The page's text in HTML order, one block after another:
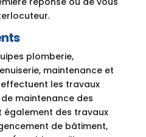
plomberie,
maintenance et
les travaux
maintenance des
également des travaux
de bâtiment,